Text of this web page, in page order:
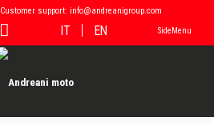
Customer support: info@andreanigroup.com
IT EN SideMenu